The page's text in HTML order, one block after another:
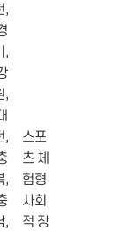
,
,
,
,
,
,
스포
츠 체
험형
사회
적 장